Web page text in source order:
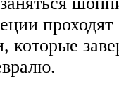
проходят
которые